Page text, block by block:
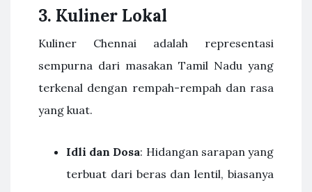
3. Kuliner Lokal
Kuliner Chennai adalah representasi
sempurna dari masakan Tamil Nadu yang
terkenal dengan rempah-rempah dan rasa
yang kuat.
Idli dan Dosa: Hidangan sarapan yang
terbuat dari beras dan lentil, biasanya